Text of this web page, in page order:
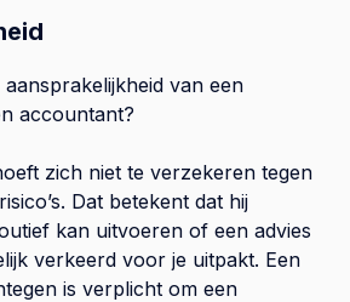
van een
accountant?
zich niet te verzekeren tegen
Dat betekent dat hij
kan uitvoeren of een advies
verkeerd voor je uitpakt. Een
is verplicht om een